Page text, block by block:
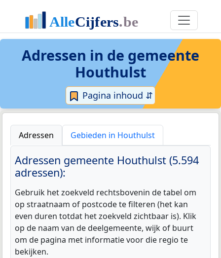
Adressen in de gemeente
Houthulst
Pagina inhoud ⇵
Adressen Gebieden in Houthulst
Adressen gemeente Houthulst (5.594
adressen):
Gebruik het zoekveld rechtsbovenin de tabel om
op straatnaam of postcode te filteren (het kan
even duren totdat het zoekveld zichtbaar is). Klik
op de naam van de deelgemeente, wijk of buurt
om de pagina met informatie voor die regio te
bekijken.